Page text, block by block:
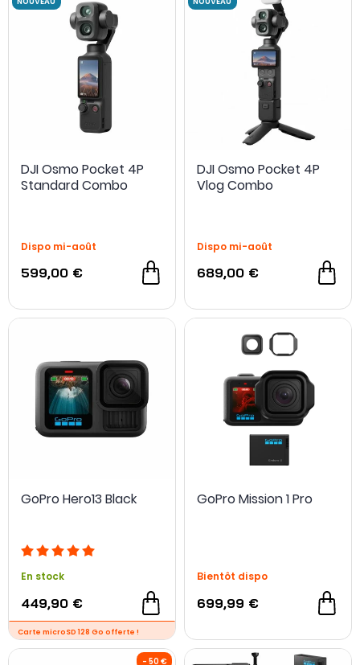
NOUVEAU
DJI Osmo Pocket 4P
Standard Combo
Dispo mi-août
599,00 € NOUVEAU
DJI Osmo Pocket 4P
Vlog Combo
Dispo mi-août
689,00 €
GoPro Hero13 Black
En stock
449,90 €
GoPro Mission 1 Pro
Bientôt dispo
699,99 €